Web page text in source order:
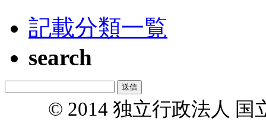
記載分類一覧
search
© 2014 独立行政法人 国